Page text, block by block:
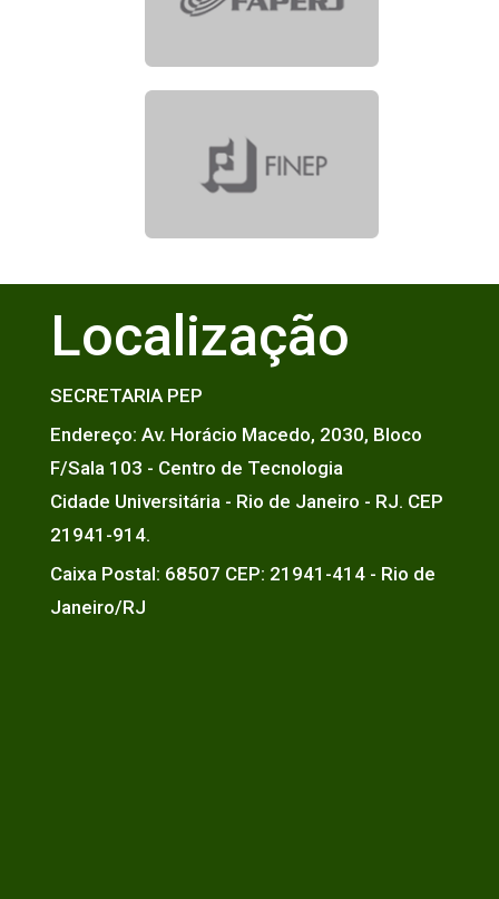
Localização
SECRETARIA PEP
Endereço: Av. Horácio Macedo, 2030, Bloco
F/Sala 103 - Centro de Tecnologia
Cidade Universitária - Rio de Janeiro - RJ. CEP
21941-914.
Caixa Postal: 68507 CEP: 21941-414 - Rio de
Janeiro/RJ